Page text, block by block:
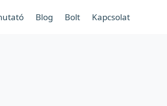
Blog Bolt Kapcsolat